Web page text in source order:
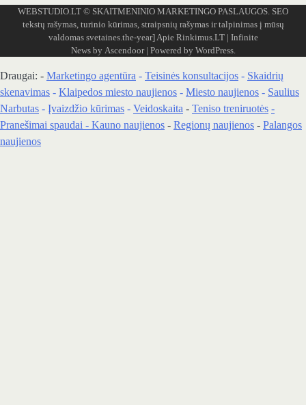
WEBSTUDIO.LT © SKAITMENINIO MARKETINGO PASLAUGOS. SEO
tekstų rašymas, turinio kūrimas, straipsnių rašymas ir talpinimas į mūsų
valdomas svetaines.the-year] Apie Rinkimus.LT| Infinite
News by Ascendoor| Powered by WordPress.
Draugai: - Marketingo agentūra - Teisinės konsultacijos - Skaidrių
skenavimas - Klaipedos miesto naujienos - Miesto naujienos - Saulius
Narbutas - Įvaizdžio kūrimas - Veidoskaita - Teniso treniruotės -
Pranešimai spaudai - Kauno naujienos - Regionų naujienos - Palangos
naujienos